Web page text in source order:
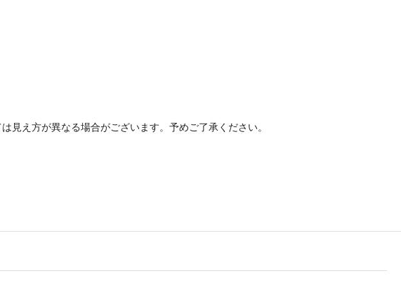
え方が異なる場合がございます。予めご了承ください。